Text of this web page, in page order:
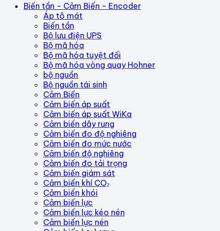
Biến tần - Cảm Biến - Encoder
Áp tô mát
Biến tần
Bộ lưu điện UPS
Bộ mã hóa
Bộ mã hóa tuyệt đối
Bộ mã hóa vòng quay Hohner
bộ nguồn
Bộ nguồn tái sinh
Cảm Biến
Cảm biến áp suất
Cảm biến áp suất WiKa
Cảm biến dây rung
Cảm biến đo độ nghiêng
Cảm biến đo mức nước
Cảm biến độ nghiêng
Cảm biến đo tải trọng
Cảm biến giám sát
Cảm biến khí CO₂
Cảm biến khói
Cảm biến lực
Cảm biến lực kéo nén
Cảm biến lực nén